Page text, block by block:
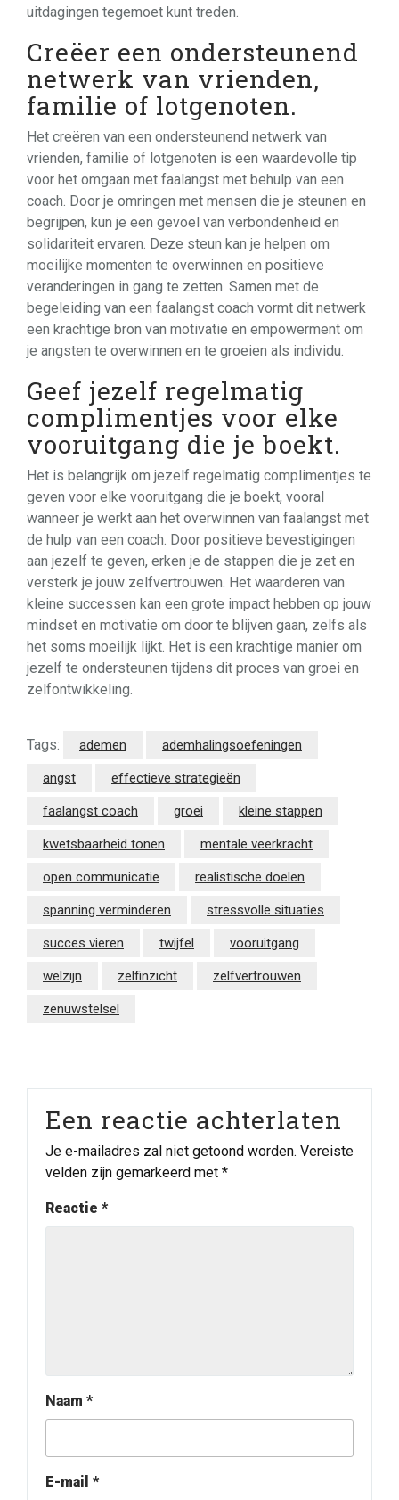
uitdagingen tegemoet kunt treden.
Creëer een ondersteunend
netwerk van vrienden,
familie of lotgenoten.
Het creëren van een ondersteunend netwerk van
vrienden, familie of lotgenoten is een waardevolle tip
voor het omgaan met faalangst met behulp van een
coach. Door je omringen met mensen die je steunen en
begrijpen, kun je een gevoel van verbondenheid en
solidariteit ervaren. Deze steun kan je helpen om
moeilijke momenten te overwinnen en positieve
veranderingen in gang te zetten. Samen met de
begeleiding van een faalangst coach vormt dit netwerk
een krachtige bron van motivatie en empowerment om
je angsten te overwinnen en te groeien als individu.
Geef jezelf regelmatig
complimentjes voor elke
vooruitgang die je boekt.
Het is belangrijk om jezelf regelmatig complimentjes te
geven voor elke vooruitgang die je boekt, vooral
wanneer je werkt aan het overwinnen van faalangst met
de hulp van een coach. Door positieve bevestigingen
aan jezelf te geven, erken je de stappen die je zet en
versterk je jouw zelfvertrouwen. Het waarderen van
kleine successen kan een grote impact hebben op jouw
mindset en motivatie om door te blijven gaan, zelfs als
het soms moeilijk lijkt. Het is een krachtige manier om
jezelf te ondersteunen tijdens dit proces van groei en
zelfontwikkeling.
Tags: ademen ademhalingsoefeningen
angst effectieve strategieën
faalangst coach groei kleine stappen
kwetsbaarheid tonen mentale veerkracht
open communicatie realistische doelen
spanning verminderen stressvolle situaties
succes vieren twijfel vooruitgang
welzijn zelfinzicht zelfvertrouwen
zenuwstelsel
Een reactie achterlaten
Je e-mailadres zal niet getoond worden. Vereiste
velden zijn gemarkeerd met *
Reactie *
Naam *
E-mail *